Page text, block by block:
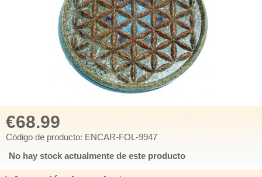
€68.99
Código de producto: ENCAR-FOL-9947
No hay stock actualmente de este producto